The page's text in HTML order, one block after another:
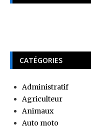
CATÉGORIES
Administratif
Agriculteur
Animaux
Auto moto